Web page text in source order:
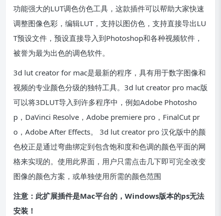
功能强大的LUT调色仿色工具，这款插件可以帮助大家快速
调整图像色彩，编辑LUT，支持以图仿色，支持直接导出LU
T预设文件，预设直接导入到Photoshop和各种视频软件，
被誉为最为出色的调色软件。
3d lut creator for mac是最新的程序，具有用于数字图像和
视频的专业颜色分级的独特工具。3d lut creator pro mac版
可以将3DLUT导入到许多程序中，例如Adobe Photosho
p，DaVinci Resolve，Adobe premiere pro，FinalCut pr
o，Adobe After Effects。 3d lut creator pro 汉化版中的颜
色校正是通过弯曲绑定到包含饱和度和色调的颜色平面的网
格来实现的。使用此界面，用户只需点击几下即可完全改变
图像的颜色方案，或单独使用所需的颜色范围
注意：此扩展插件是Mac平台的，Windows版本的ps无法
安装！